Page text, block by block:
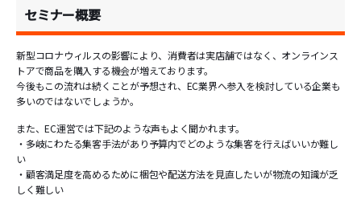
セミナー概要
新型コロナウィルスの影響により、消費者は実店舗ではなく、オンラインス
トアで商品を購入する機会が増えております。
今後もこの流れは続くことが予想され、EC業界へ参入を検討している企業も
多いのではないでしょうか。
また、EC運営では下記のような声もよく聞かれます。
・多岐にわたる集客手法があり予算内でどのような集客を行えばいいか難し
い
・顧客満足度を高めるために梱包や配送方法を見直したいが物流の知識が乏
しく難しい